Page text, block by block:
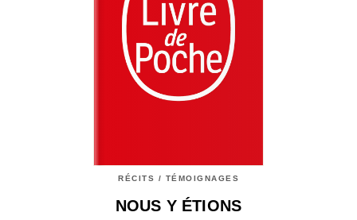
RÉCITS / TÉMOIGNAGES
NOUS Y ÉTIONS